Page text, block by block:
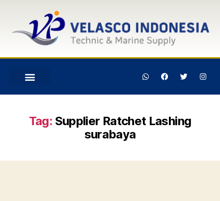
Tag: Supplier Ratchet Lashing
surabaya